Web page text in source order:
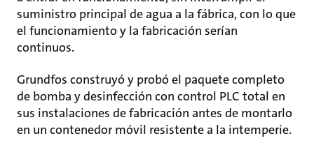
suministro principal de agua a la fábrica, con lo que
el funcionamiento y la fabricación serían
continuos.
Grundfos construyó y probó el paquete completo
de bomba y desinfección con control PLC total en
sus instalaciones de fabricación antes de montarlo
en un contenedor móvil resistente a la intemperie.